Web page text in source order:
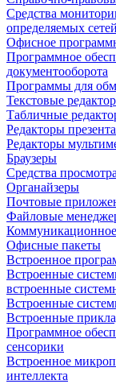
Средства
определяемых
Офисное
Программное
документооборота
Программы для
Текстовые
Табличные
Редакторы
Редакторы
Браузеры
Средства просмотра
Органайзеры
Почтовые
Файловые
Офисные пакеты
Встроенное
Встроенные
встроенные
Встроенные
Встроенные
Программное
сенсорики
Встроенное
интеллекта